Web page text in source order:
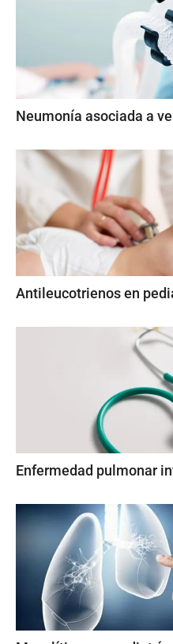
Neumonía asociada a
Antileucotrienos en
Enfermedad pulmonar